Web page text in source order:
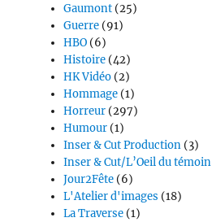
Gaumont (25)
Guerre (91)
HBO (6)
Histoire (42)
HK Vidéo (2)
Hommage (1)
Horreur (297)
Humour (1)
Inser & Cut Production (3)
Inser & Cut/L’Oeil du témoin
Jour2Fête (6)
L'Atelier d'images (18)
La Traverse (1)